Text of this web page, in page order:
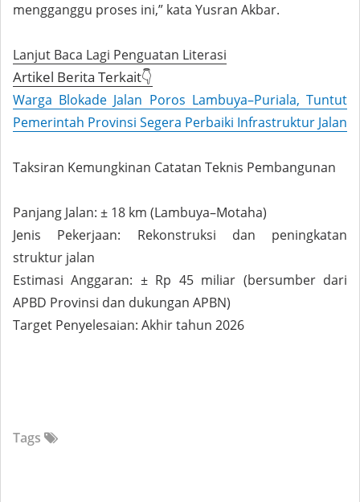
mengganggu proses ini,” kata Yusran Akbar.
Lanjut Baca Lagi Penguatan Literasi
Artikel Berita Terkait👇
Warga Blokade Jalan Poros Lambuya–Puriala, Tuntut
Pemerintah Provinsi Segera Perbaiki Infrastruktur Jalan
Taksiran Kemungkinan Catatan Teknis Pembangunan
Panjang Jalan: ± 18 km (Lambuya–Motaha)
Jenis Pekerjaan: Rekonstruksi dan peningkatan
struktur jalan
Estimasi Anggaran: ± Rp 45 miliar (bersumber dari
APBD Provinsi dan dukungan APBN)
Target Penyelesaian: Akhir tahun 2026
Tags